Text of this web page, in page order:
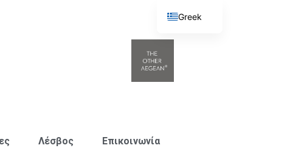
Λέσβος Επικοινωνία
Greek